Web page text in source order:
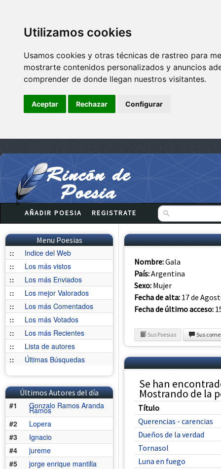
Utilizamos cookies
Usamos cookies y otras técnicas de rastreo para
mostrarte contenidos personalizados y anuncios
comprender de donde llegan nuestros visitantes.
Aceptar Rechazar Configurar
AÑADIR POESIA REGISTRATE
Menu Poesias
::
Indice del Web
::
Los más vistos
::
Los más Enviados
::
Los mejor Valorados
::
Los más Comentados
::
Los más Votados
::
Los más Recientes
::
Lista de autores
::
Últimas Búsquedas
Últimos Autores del día
#1
Gonzalo Ramos Aranda
Ramos
#2
Lopera
#3
Ignacio
#4
jureme
#5
jorge enrique mantilla
Nombre:Gala
País:Argentina
Sexo: Mujer
Fecha de alta: 17 de
Fecha de último acceso:
Sus Poesias Sus
Se han
Mostrando de la
Título
Querencias - carencias
Dueños de la verdad
Tornasol
Luna en fuego